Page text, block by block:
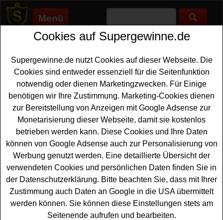
Menü
Supergewinne.de>Gewinnspiele>Filmpaket
Filmpaket gewinnen - Filmpaket
Gewinnspiel
Aktuelle Filmpaket Gewinnspiele 2026 bei
Supergewinne.de ✅ Jetzt kostenlos mitmachen und mit
etwas Glück ein Filmpaket gewinnen. ✅
Anzeige:
Cookies auf Supergewinne.de
Supergewinne.de nutzt Cookies auf dieser Webseite. Die
Cookies sind entweder essenziell für die Seitenfunktion
notwendig oder dienen Marketingzwecken. Für Einige
benötigen wir Ihre Zustimmung. Marketing-Cookies dienen
zur Bereitstellung von Anzeigen mit Google Adsense zur
Monetarisierung dieser Webseite, damit sie kostenlos
betrieben werden kann. Diese Cookies und Ihre Daten
können von Google Adsense auch zur Personalisierung von
Werbung genutzt werden. Eine detaillierte Übersicht der
verwendeten Cookies und persönlichen Daten finden Sie in
der Datenschutzerklärung. Bitte beachten Sie, dass mit Ihrer
Zustimmung auch Daten an Google in die USA übermittelt
werden können. Sie können diese Einstellungen stets am
Seitenende aufrufen und bearbeiten.